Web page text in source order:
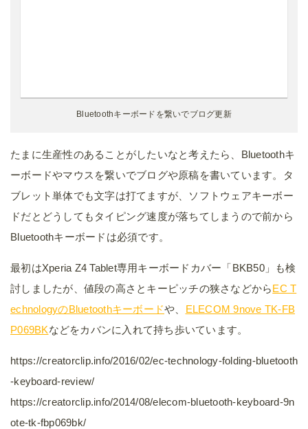
Bluetoothキーボードを繋いでブログ更新
たまに生産性のあることがしたいなと考えたら、Bluetoothキ
ーボードやマウスを繋いでブログや原稿を書いています。タ
ブレット単体でも文字は打てますが、ソフトウェアキーボー
ドだとどうしてもタイピング速度が落ちてしまうので前から
Bluetoothキーボードは必須です。
最初はXperia Z4 Tablet専用キーボードカバー「BKB50」も検
討しましたが、値段の高さとキーピッチの狭さなどからEC T
echnologyのBluetoothキーボードや、 ELECOM 9nove TK-FB
P069BKなどをカバンに入れて持ち歩いています。
https://creatorclip.info/2016/02/ec-technology-folding-bluetooth
-keyboard-review/
https://creatorclip.info/2014/08/elecom-bluetooth-keyboard-9n
ote-tk-fbp069bk/